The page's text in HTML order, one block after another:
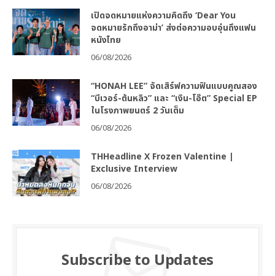
เปิดจดหมายแห่งความคิดถึง ‘Dear You
จดหมายรักถึงอาม่า’ ส่งต่อความอบอุ่นถึงแฟน
หนังไทย
06/08/2026
“HONAH LEE” จัดเสิร์ฟความฟินแบบคูณสอง
“บีเวอร์-ต้นหลิว” และ “เงิน-โอ๊ต” Special EP
ในโรงภาพยนตร์ 2 วันเต็ม
06/08/2026
THHeadline X Frozen Valentine |
Exclusive Interview
06/08/2026
Subscribe to Updates